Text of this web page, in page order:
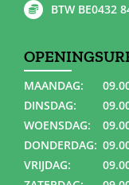
BTW BE0432
MAANDAG:
DINSDAG:
WOENSDAG:
DONDERDAG:
VRIJDAG: